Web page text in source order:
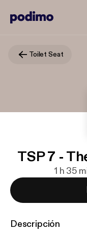
Toilet Seat
TSP 7 -
1 h 35
Descripción